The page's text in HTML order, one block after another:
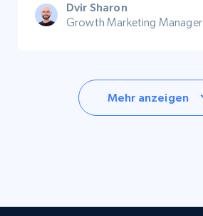
Dvir Sharon
Growth Marketing Manager
Mehr anzeigen